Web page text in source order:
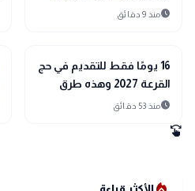
الله بالمحافظات
scheduleمنذ 9 دقائق
interests
منوعات
16 يومًا فقط للتقديم في حج
القرعة 2027 وهذه طرق
التسجيل الرسمية
scheduleمنذ 53 دقائق
swipe